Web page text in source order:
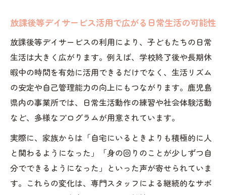
に注意
放課後等デイサービス申請時の手順と注意
点まとめ
放課後等デイサービスに関する行政の支援
内容解説
放課後等デイサービス利用方法の基礎とよ
くある疑問
チャレンジ活動で広がる子どもの可能性を解説
放課後等デイサービスで挑戦する多様な体
験活動
子どもの社会性を高める放課後等デイサー
放課後等デイサービス活用で広がる日常生活の可能性
放課後等デイサービスの利用により、子どもたちの日常
生活は大きく広がります。例えば、学校終了後や長期休
暇中の時間を有効に活用できるだけでなく、生活リズム
の安定や自己管理能力の向上にもつながります。鹿児島
県内の事業所では、日常生活動作の練習や社会体験活動
など、多様なプログラムが用意されています。
実際に、家族からは「自宅にいるときよりも積極的に人
と関わるようになった」「身の回りのことが少しずつ自
分でできるようになった」といった声が寄せられていま
す。これらの変化は、専門スタッフによる継続的なサポ